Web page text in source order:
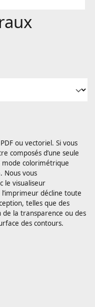
ou vectoriel. Si vous
composés d’une seule
mode colorimétrique
Nous vous
le visualiseur
l’imprimeur décline toute
telles que des
de la transparence ou des
des contours.